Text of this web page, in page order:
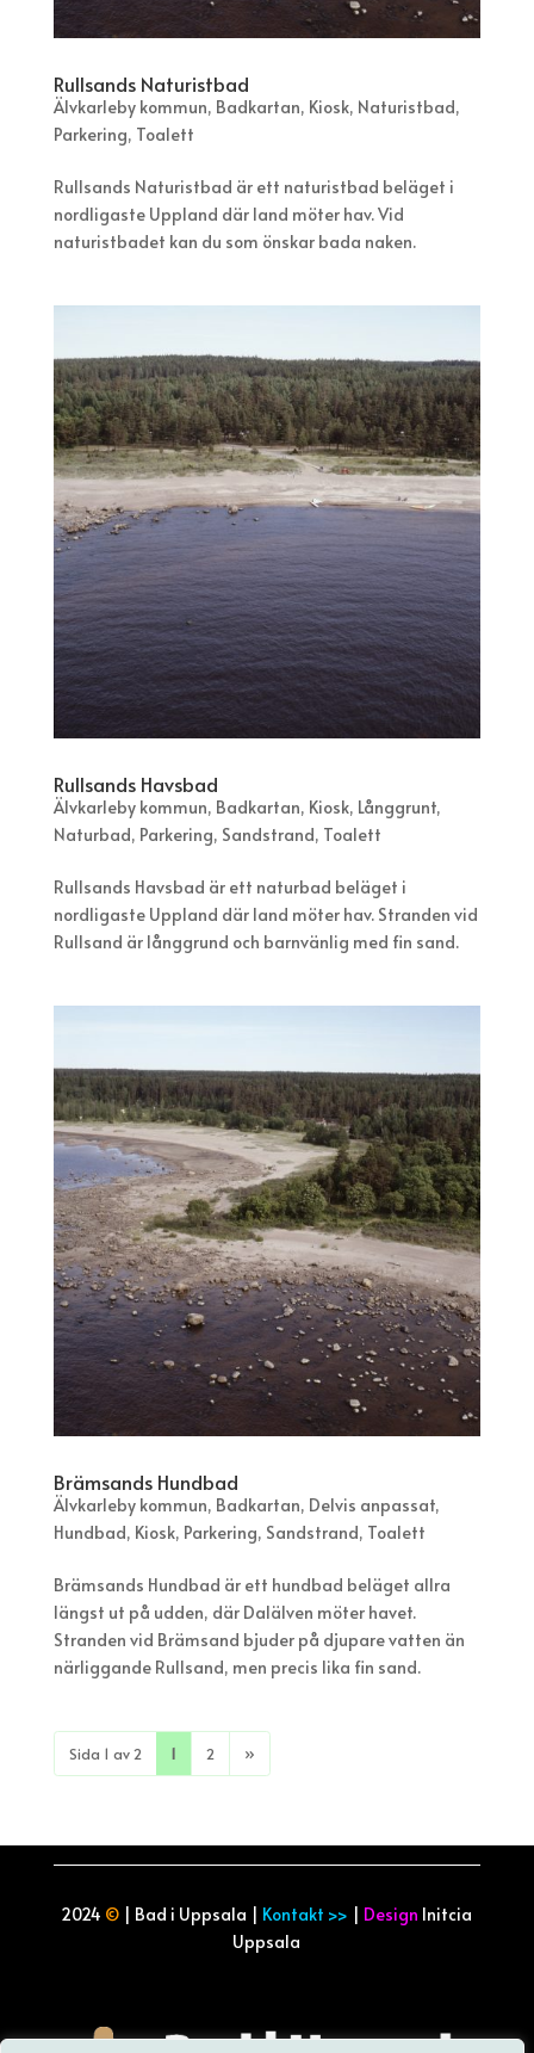
Rullsands Naturistbad
Älvkarleby kommun, Badkartan, Kiosk, Naturistbad,
Parkering, Toalett
Rullsands Naturistbad är ett naturistbad beläget i
nordligaste Uppland där land möter hav. Vid
naturistbadet kan du som önskar bada naken.
Rullsands Havsbad
Älvkarleby kommun, Badkartan, Kiosk, Långgrunt,
Naturbad, Parkering, Sandstrand, Toalett
Rullsands Havsbad är ett naturbad beläget i
nordligaste Uppland där land möter hav. Stranden vid
Rullsand är långgrund och barnvänlig med fin sand.
Brämsands Hundbad
Älvkarleby kommun, Badkartan, Delvis anpassat,
Hundbad, Kiosk, Parkering, Sandstrand, Toalett
Brämsands Hundbad är ett hundbad beläget allra
längst ut på udden, där Dalälven möter havet.
Stranden vid Brämsand bjuder på djupare vatten än
närliggande Rullsand, men precis lika fin sand.
Sida 1 av 2 1 2 »
2024 © | Bad i Uppsala | Kontakt >> | Design Initcia
Uppsala